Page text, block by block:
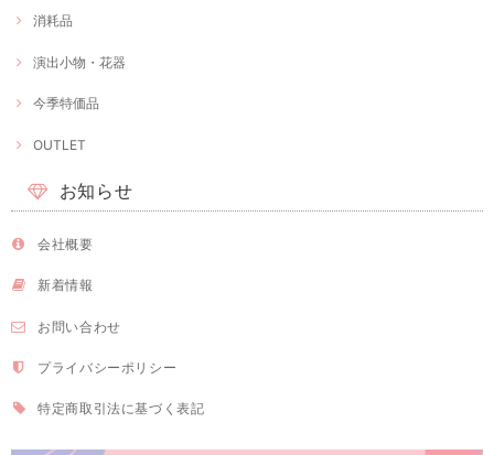
消耗品
演出小物・花器
今季特価品
OUTLET
お知らせ
会社概要
新着情報
お問い合わせ
プライバシーポリシー
特定商取引法に基づく表記